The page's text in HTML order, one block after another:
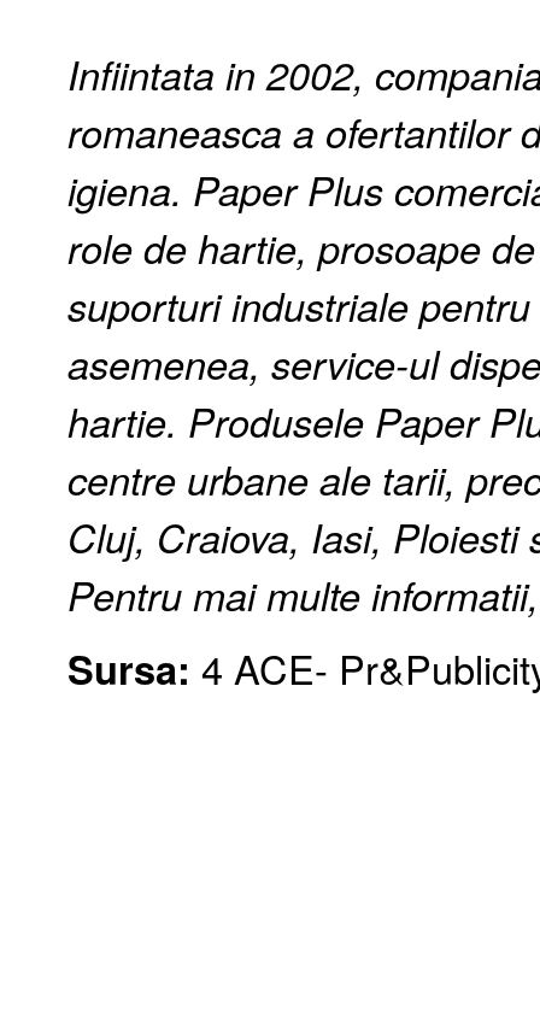
Infiintata in 2002,
romaneasca a ofertantilor
igiena. Paper Plus
role de hartie, prosoape
suporturi industriale
asemenea, service-ul
hartie. Produsele Paper
centre urbane ale tarii,
Cluj, Craiova, Iasi, Ploiesti
Pentru mai multe
Sursa: 4 ACE-